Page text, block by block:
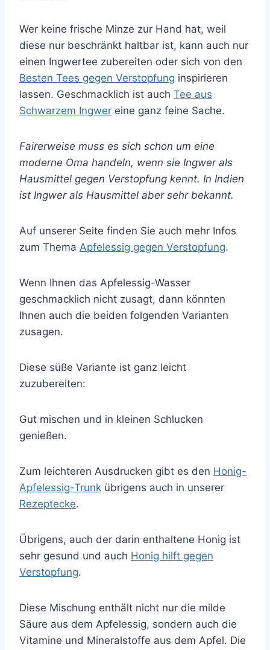
Wer keine frische Minze zur Hand hat, weil
diese nur beschränkt haltbar ist, kann auch nur
einen Ingwertee zubereiten oder sich von den
Besten Tees gegen Verstopfung inspirieren
lassen. Geschmacklich ist auch Tee aus
Schwarzem Ingwer eine ganz feine Sache.
Fairerweise muss es sich schon um eine
moderne Oma handeln, wenn sie Ingwer als
Hausmittel gegen Verstopfung kennt. In Indien
ist Ingwer als Hausmittel aber sehr bekannt.
Auf unserer Seite finden Sie auch mehr Infos
zum Thema Apfelessig gegen Verstopfung.
Wenn Ihnen das Apfelessig-Wasser
geschmacklich nicht zusagt, dann könnten
Ihnen auch die beiden folgenden Varianten
zusagen.
Diese süße Variante ist ganz leicht
zuzubereiten:
Gut mischen und in kleinen Schlucken
genießen.
Zum leichteren Ausdrucken gibt es den Honig-
Apfelessig-Trunk übrigens auch in unserer
Rezeptecke.
Übrigens, auch der darin enthaltene Honig ist
sehr gesund und auch Honig hilft gegen
Verstopfung.
Diese Mischung enthält nicht nur die milde
Säure aus dem Apfelessig, sondern auch die
Vitamine und Mineralstoffe aus dem Apfel. Die